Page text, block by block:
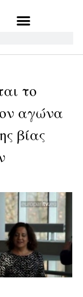
το
αγώνα
βίας